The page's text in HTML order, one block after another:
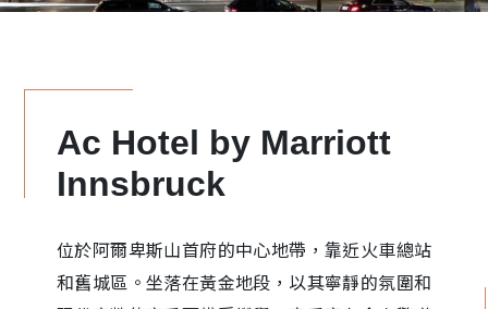
Ac Hotel by Marriott
Innsbruck
位於阿爾卑斯山首府的中心地帶，靠近火車總站
和舊城區。坐落在黃金地段，以其寧靜的氛圍和